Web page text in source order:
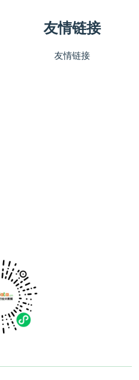
友情链接
友情链接